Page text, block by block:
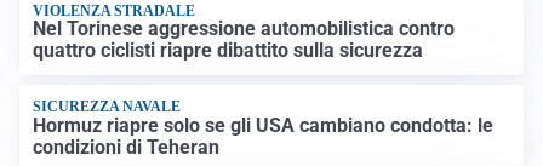
VIOLENZA STRADALE
Nel Torinese aggressione automobilistica contro
quattro ciclisti riapre dibattito sulla sicurezza
SICUREZZA NAVALE
Hormuz riapre solo se gli USA cambiano condotta: le
condizioni di Teheran